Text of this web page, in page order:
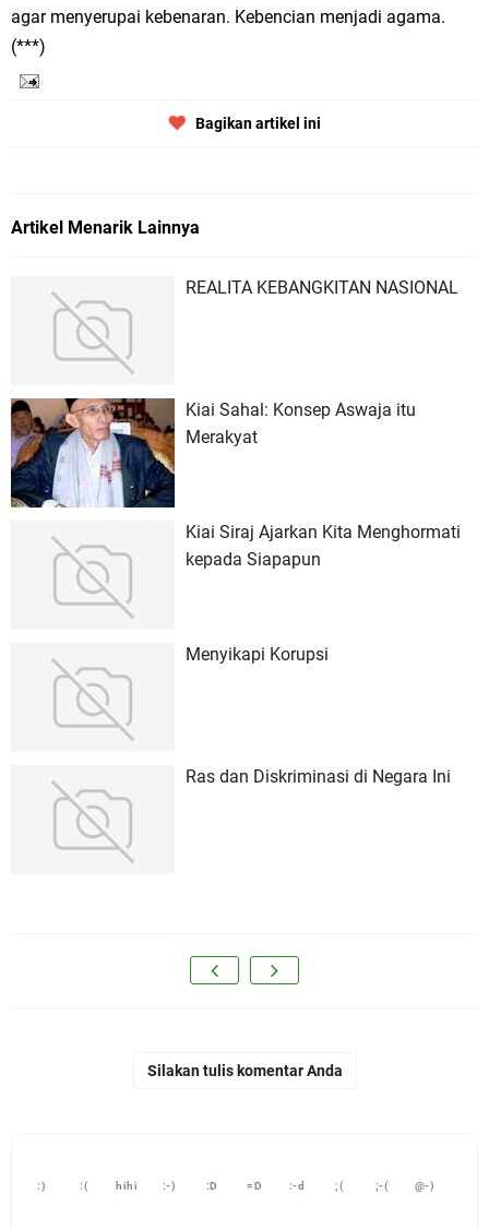
agar menyerupai kebenaran. Kebencian menjadi agama.
(***)
Bagikan artikel ini
Artikel Menarik Lainnya
REALITA KEBANGKITAN NASIONAL
Kiai Sahal: Konsep Aswaja itu
Merakyat
Kiai Siraj Ajarkan Kita Menghormati
kepada Siapapun
Menyikapi Korupsi
Ras dan Diskriminasi di Negara Ini
Silakan tulis komentar Anda
:) :( hihi :-) :D =D :-d ;( ;-( @-)